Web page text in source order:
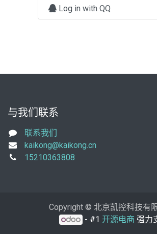
Log in with QQ
与我们联系
联系我们
kaikong@kaikong.cn
15210363808
Copyright © 北京凯控科技有
- #1开源电商 强力